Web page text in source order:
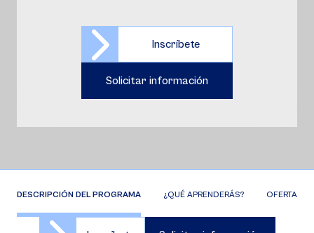
Inscríbete
Solicitar información
DESCRIPCIÓN DEL PROGRAMA ¿QUÉ APRENDERÁS? OFERTA DE